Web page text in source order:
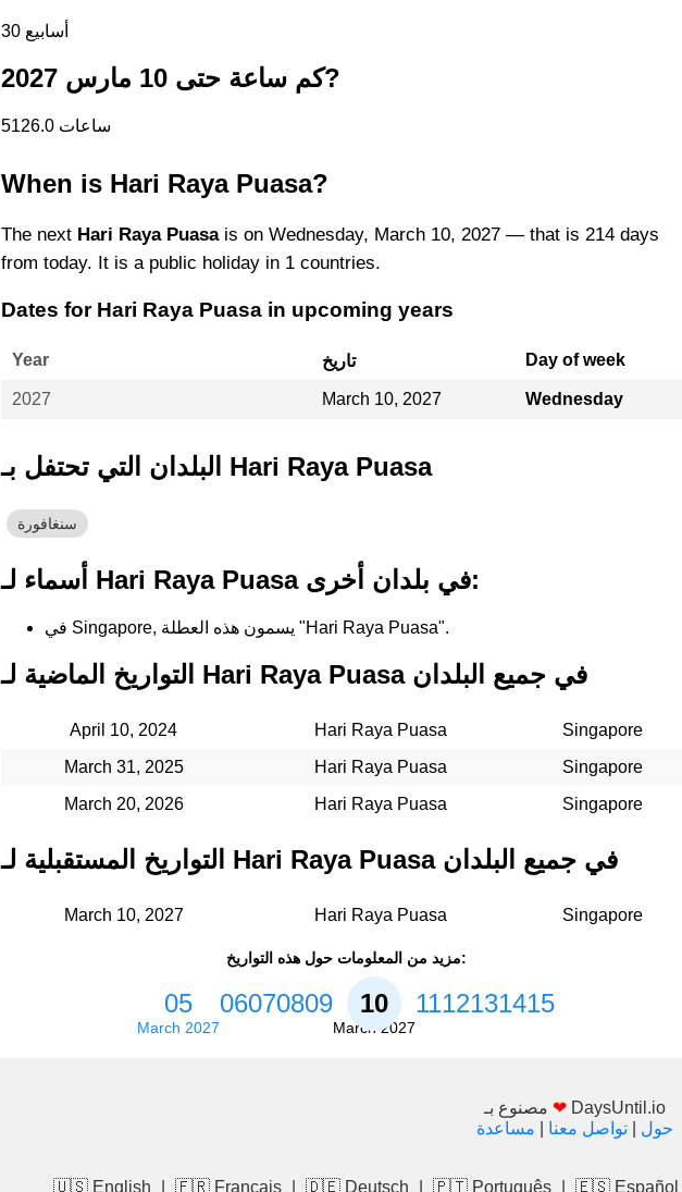
30 أسابيع
كم ساعة حتى 10 مارس 2027?
5126.0 ساعات
When is Hari Raya Puasa?
The next Hari Raya Puasais on Wednesday, March 10, 2027 — that is 214 days
from today. It is a public holiday in 1 countries.
Dates for Hari Raya Puasa in upcoming years
Year تاريخ Day of week
2027 March 10, 2027 Wednesday
البلدان التي تحتفل بـ Hari Raya Puasa
سنغافورة
أسماء لـ Hari Raya Puasa في بلدان أخرى:
في Singapore, يسمون هذه العطلة "Hari Raya Puasa".
التواريخ الماضية لـ Hari Raya Puasa في جميع البلدان
April 10, 2024 Hari Raya Puasa
Singapore
March 31, 2025
Hari Raya Puasa
Singapore
March 20, 2026
Hari Raya Puasa Singapore
التواريخ المستقبلية لـ Hari Raya Puasa في جميع البلدان
March 10, 2027 Hari Raya Puasa Singapore
مزيد من المعلومات حول هذه التواريخ:
05
March 2027
06070809 10
March 2027
1112131415
❤ DaysUntil.io
حول |تواصل معنا مساعدة
🇺🇸 English 🇫🇷 Français 🇩🇪 Deutsch 🇵🇹 Português 🇪🇸 Español